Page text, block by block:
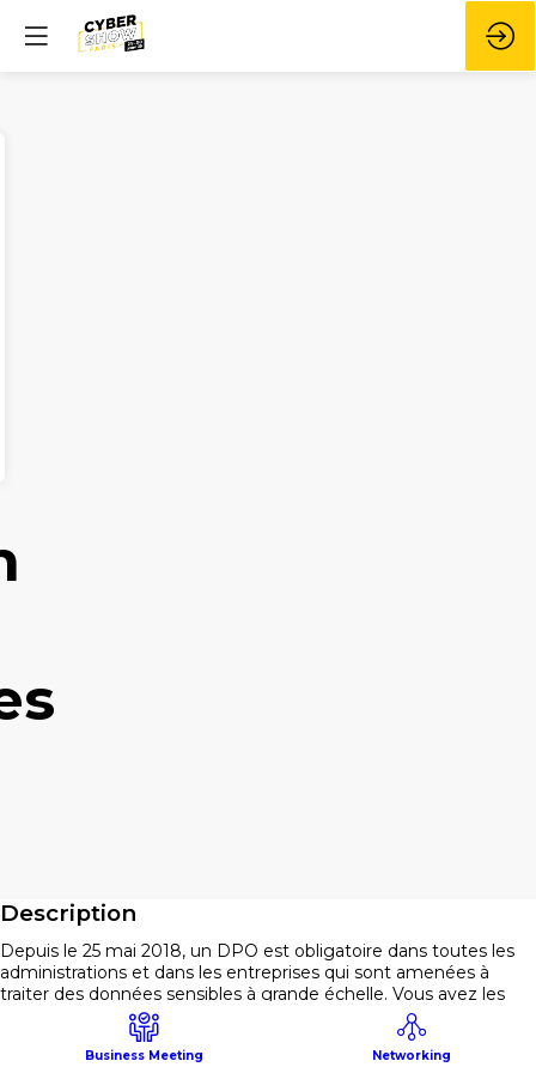
Description
Depuis le 25 mai 2018, un DPO est obligatoire dans toutes les
administrations et dans les entreprises qui sont amenées à
traiter des données sensibles à grande échelle. Vous avez les
compétences pour assurer cette fonction incontournable ?
Faites-les reconnaître !
Business Meeting Networking